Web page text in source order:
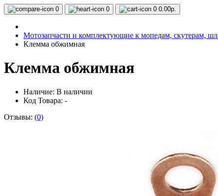
0 0 0 0.00р.
Мотозапчасти и комплектующие к мопедам, скутерам,
Клемма обжимная
Клемма обжимная
Наличие: В наличии
Код Товара: -
Отзывы: (0)